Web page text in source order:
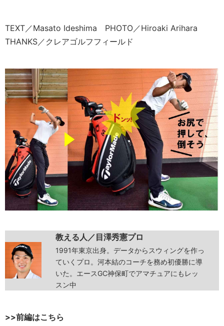
TEXT／Masato Ideshima PHOTO／Hiroaki Arihara
THANKS／クレアゴルフフィールド
教える人／目澤秀憲プロ
1991年東京出身。データからスウィングを作っ
ていくプロ。河本結のコーチを務め初優勝に導
いた。エースGC神保町でアマチュアにもレッ
スン中
>>前編はこちら